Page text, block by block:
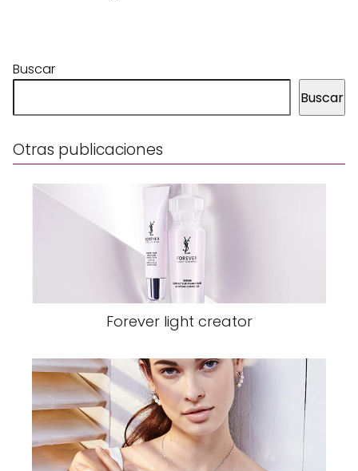
Buscar
Buscar
Otras publicaciones
Forever light creator